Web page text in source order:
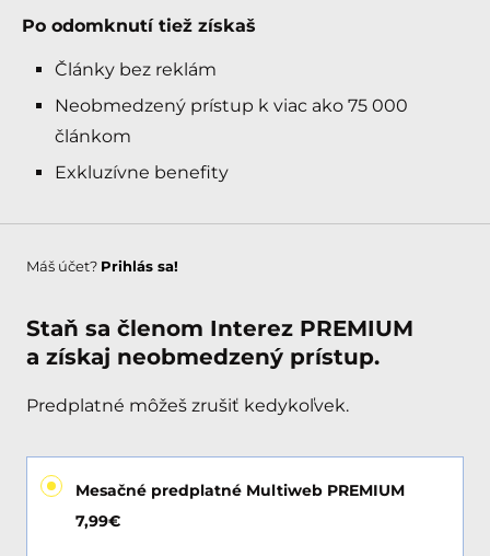
Po odomknutí tiež získaš
Články bez reklám
Neobmedzený prístup k viac ako 75 000
článkom
Exkluzívne benefity
Máš účet? Prihlás sa!
Staň sa členom Interez PREMIUM
a získaj neobmedzený prístup.
Predplatné môžeš zrušiť kedykoľvek.
Mesačné predplatné Multiweb PREMIUM
7,99€